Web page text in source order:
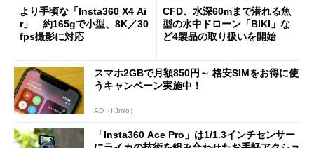
より手頃な「Insta360 X4 Ai
r」 約165gで小型、8K／30
fps撮影に対応
CFD、水深60mまで潜れる魚
型の水中ドローン「BIKI」な
ど4製品の取り扱いを開始
スマホ2GBで月額850円～ 格安SIMをお得に使
うキャンペーン実施中！
AD（IIJmio）
「Insta360 Ace Pro」は1/1.3インチセンサー